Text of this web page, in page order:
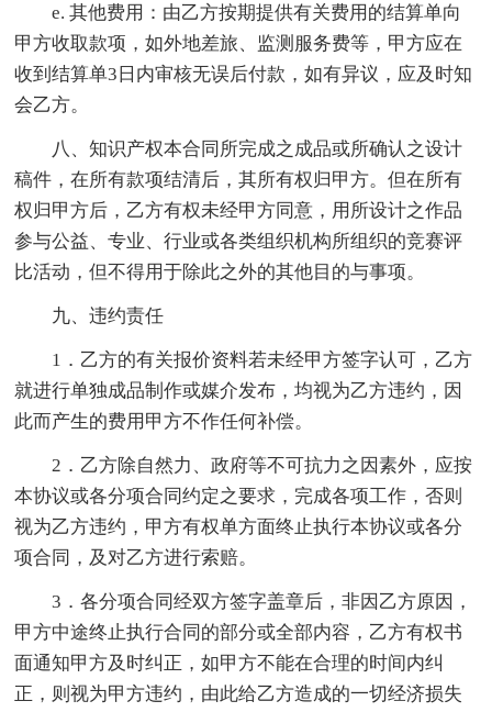
e. 其他费用：由乙方按期提供有关费用的结算单向
甲方收取款项，如外地差旅、监测服务费等，甲方应在
收到结算单3日内审核无误后付款，如有异议，应及时知
会乙方。
八、知识产权本合同所完成之成品或所确认之设计
稿件，在所有款项结清后，其所有权归甲方。但在所有
权归甲方后，乙方有权未经甲方同意，用所设计之作品
参与公益、专业、行业或各类组织机构所组织的竞赛评
比活动，但不得用于除此之外的其他目的与事项。
九、违约责任
1．乙方的有关报价资料若未经甲方签字认可，乙方
就进行单独成品制作或媒介发布，均视为乙方违约，因
此而产生的费用甲方不作任何补偿。
2．乙方除自然力、政府等不可抗力之因素外，应按
本协议或各分项合同约定之要求，完成各项工作，否则
视为乙方违约，甲方有权单方面终止执行本协议或各分
项合同，及对乙方进行索赔。
3．各分项合同经双方签字盖章后，非因乙方原因，
甲方中途终止执行合同的部分或全部内容，乙方有权书
面通知甲方及时纠正，如甲方不能在合理的时间内纠
正，则视为甲方违约，由此给乙方造成的一切经济损失